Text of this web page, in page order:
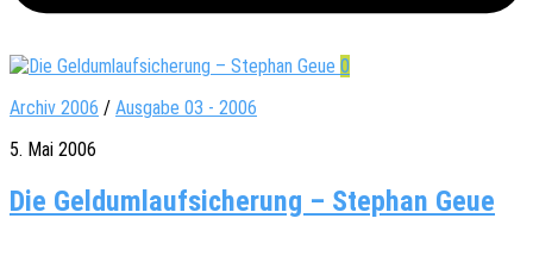
0
Archiv 2006 / Ausgabe 03 - 2006
5. Mai 2006
Die Geldumlaufsicherung – Stephan Geue